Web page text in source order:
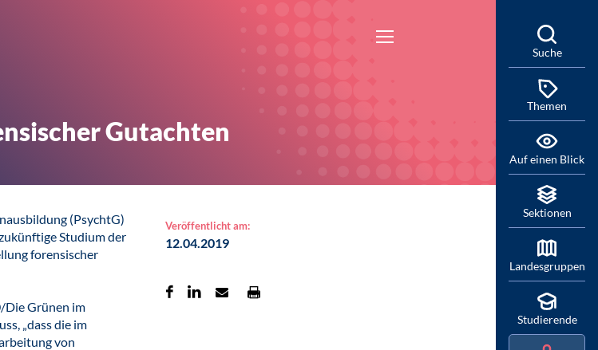
Gutachten
(PsychtG)
Studium der
forensischer
Die Grünen im
„dass die im
von
Veröffentlicht am:
12.04.2019
Suche
Themen
Auf einen Blick
Sektionen
Landesgruppen
Studierende